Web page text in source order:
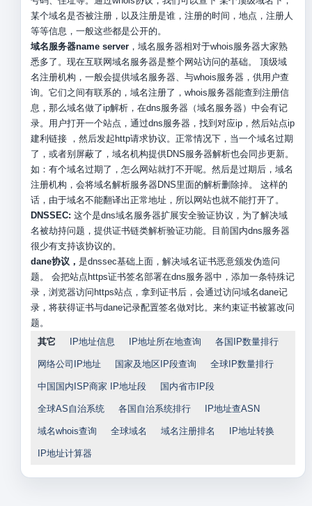
某个域名是否被注册，以及注册是谁，注册的时间，地点，注册人
等等信息，一般这些都是公开的。
域名服务器name server，域名服务器相对于whois服务器大家熟
悉多了。现在互联网域名服务器是整个网站访问的基础。 顶级域
名注册机构，一般会提供域名服务器、与whois服务器，供用户查
询。它们之间有联系的，域名注册了，whois服务器能查到注册信
息，那么域名做了ip解析，在dns服务器（域名服务器）中会有记
录。用户打开一个站点，通过dns服务器，找到对应ip，然后站点ip
建利链接 ，然后发起http请求协议。正常情况下，当一个域名过期
了，或者别屏蔽了，域名机构提供DNS服务器解析也会同步更新。
如：有个域名过期了，怎么网站就打不开呢。然后是过期后，域名
注册机构，会将域名解析服务器DNS里面的解析删除掉。 这样的
话，由于域名不能翻译出正常地址，所以网站也就不能打开了。
DNSSEC: 这个是dns域名服务器扩展安全验证协议，为了解决域
名被劫持问题，提供证书链类解析验证功能。目前国内dns服务器
很少有支持该协议的。
dane协议， 是dnssec基础上面，解决域名证书恶意颁发伪造问
题。 会把站点https证书签名部署在dns服务器中，添加一条特殊记
录，浏览器访问https站点，拿到证书后，会通过访问域名dane记
录，将获得证书与dane记录配置签名做对比。来约束证书被篡改问
题。
其它
IP地址信息 IP地址所在地查询 各国IP数量排行
网络公司IP地址 国家及地区IP段查询 全球IP数量排行
中国国内ISP商家 IP地址段 国内省市IP段
全球AS自治系统 各国自治系统排行 IP地址查ASN
域名whois查询 全球域名 域名注册排名 IP地址转换
IP地址计算器